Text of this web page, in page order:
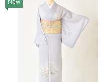
New